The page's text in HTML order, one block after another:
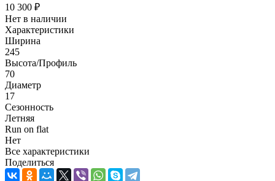
10 300 ₽
Нет в наличии
Характеристики
Ширина
245
Высота/Профиль
70
Диаметр
17
Сезонность
Летняя
Run on flat
Нет
Все характеристики
Поделиться